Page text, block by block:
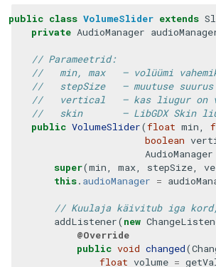
public class VolumeSlider extends
private AudioManager
// Parameetrid:
//   min, max   – volüümi
//   stepSize   – muutuse suurus
//   vertical   – kas liugur on
//   skin       – LibGDX Skin
public VolumeSlider(float min
boolean
AudioManager
super(min max stepSize
this. audioManager =
// Kuulaja käivitub iga
addListener( new
@Override
public void changed(
float volume =